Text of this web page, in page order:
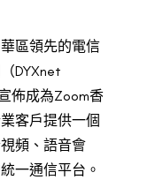
區領先的電信
DYXnet
佈成為Zoom香
客戶提供一個
頻、語音會
一通信平台。